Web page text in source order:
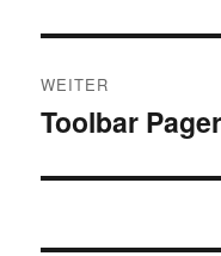
WEITER
Nächster
Toolbar